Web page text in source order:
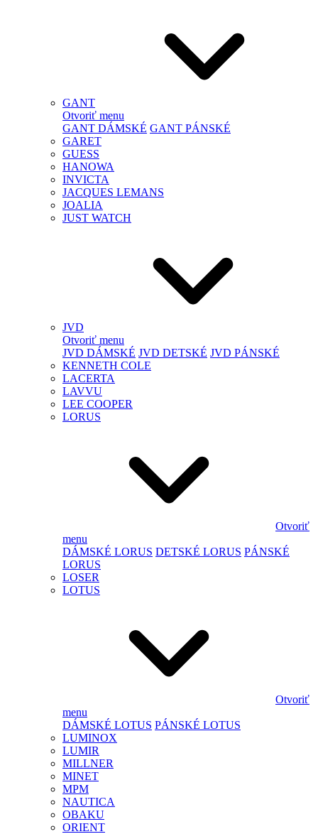
GANT
Otvoriť menu
GANT DÁMSKÉ GANT PÁNSKÉ
GARET
GUESS
HANOWA
INVICTA
JACQUES LEMANS
JOALIA
JUST WATCH
JVD
Otvoriť menu
JVD DÁMSKÉ JVD DETSKÉ JVD PÁNSKÉ
KENNETH COLE
LACERTA
LAVVU
LEE COOPER
LORUS
Otvoriť
menu
DÁMSKÉ LORUS DETSKÉ LORUS PÁNSKÉ
LORUS
LOSER
LOTUS
Otvoriť
menu
DÁMSKÉ LOTUS PÁNSKÉ LOTUS
LUMINOX
LUMIR
MILLNER
MINET
MPM
NAUTICA
OBAKU
ORIENT